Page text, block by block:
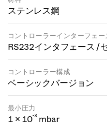
ステンレス鋼
コントローラーインターフェー
RS232インタフェース /
コントローラー構成
ベーシックバージョン
最小圧力
1 × 10-8 mbar